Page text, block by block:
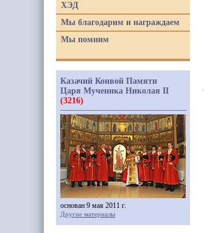
ХЭД
Мы благодарим и награждаем
Мы помним
Казачий Конвой Памяти
Царя Мученика Николая II
(3216)
основан 9 мая 2011 г.
Другие материалы